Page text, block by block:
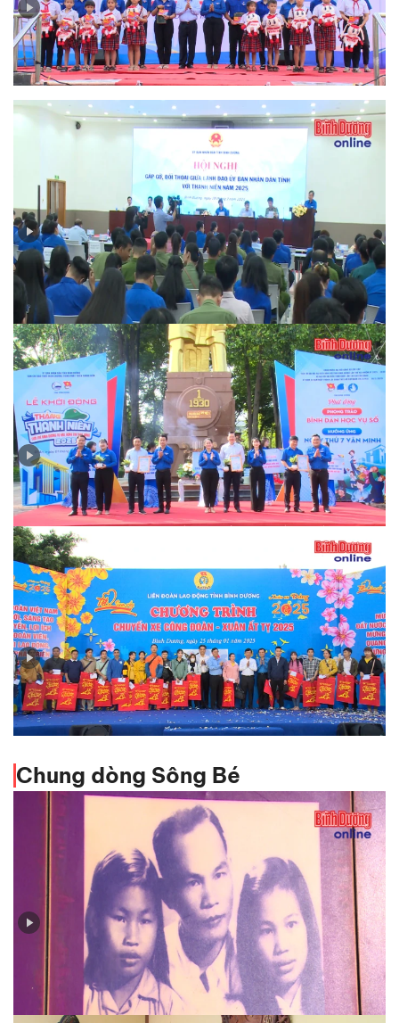
Ra quân Chiến dịch Thanh niên tình nguyện hè năm
2025
Thanh niên Bình Dương gửi gắm nhiều ý kiến tâm huyết
về chuyển đổi số
Phát động Tháng thanh niên năm 2025
Lãnh đạo tỉnh tiễn hơn 1.600 công nhân lên xe 0 đồng
về quê đón tết
Chung dòng Sông Bé
Huỳnh Văn Nghệ - cây bút sắc bén trên mặt trận báo